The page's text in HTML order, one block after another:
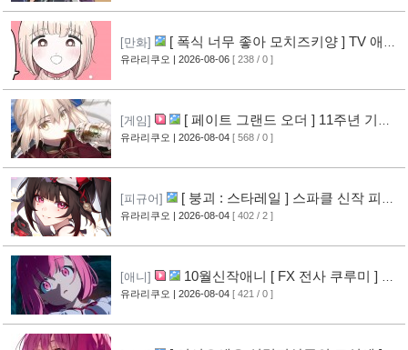
[만화]
[ 폭식 너무 좋아 모치즈키양 ] TV 애니
메이션화 결정 [9]
유라리쿠오 | 2026-08-06 [ 238 / 0 ]
[게임]
[ 페이트 그랜드 오더 ] 11주년 기념
영상 공개
[8]
유라리쿠오 | 2026-08-04 [ 568 / 0 ]
[피규어]
[ 붕괴 : 스타레일 ] 스파클 신작 피규
어 공개
[5]
유라리쿠오 | 2026-08-04 [ 402 / 2 ]
[애니]
10월신작애니 [ FX 전사 쿠루미 ] PV
영상 공개
[6]
유라리쿠오 | 2026-08-04 [ 421 / 0 ]